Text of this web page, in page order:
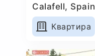
Calafell, Spain
Квартира